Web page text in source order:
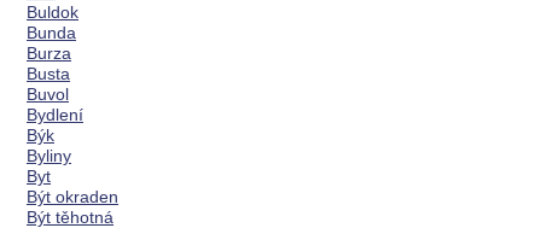
Buldok
Bunda
Burza
Busta
Buvol
Bydlení
Býk
Byliny
Byt
Být okraden
Být těhotná